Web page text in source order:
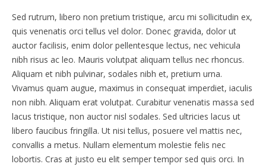
Sed rutrum, libero non pretium tristique, arcu mi sollicitudin ex,
quis venenatis orci tellus vel dolor. Donec gravida, dolor ut
auctor facilisis, enim dolor pellentesque lectus, nec vehicula
nibh risus ac leo. Mauris volutpat aliquam tellus nec rhoncus.
Aliquam et nibh pulvinar, sodales nibh et, pretium urna.
Vivamus quam augue, maximus in consequat imperdiet, iaculis
non nibh. Aliquam erat volutpat. Curabitur venenatis massa sed
lacus tristique, non auctor nisl sodales. Sed ultricies lacus ut
libero faucibus fringilla. Ut nisi tellus, posuere vel mattis nec,
convallis a metus. Nullam elementum molestie felis nec
lobortis. Cras at justo eu elit semper tempor sed quis orci. In